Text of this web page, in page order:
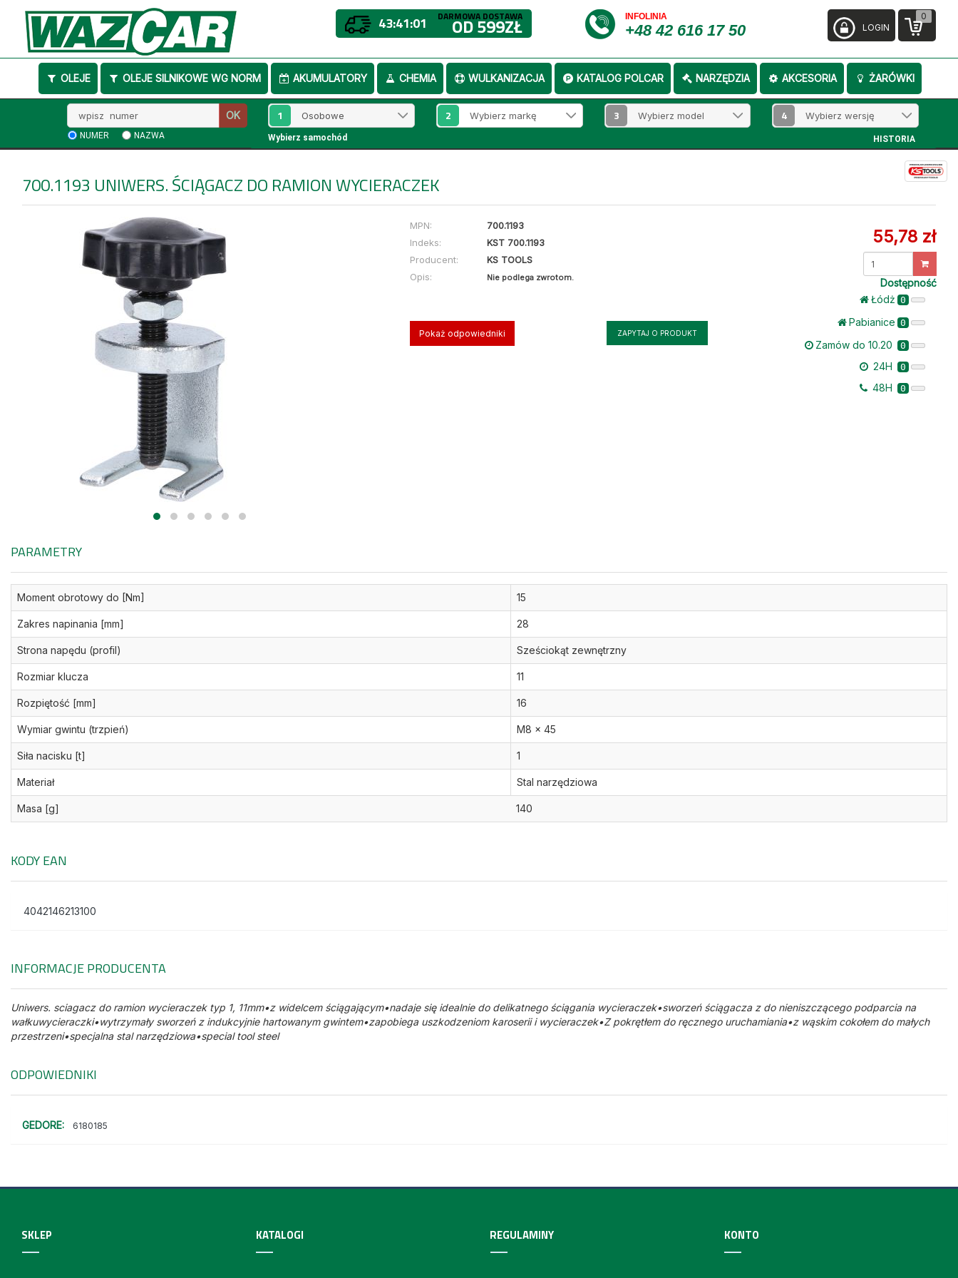
43:41:01 DARMOWA DOSTAWA
OD 599ZŁ INFOLINIA
+48 42 616 17 50
OLEJE OLEJE SILNIKOWE WG NORM AKUMULATORY CHEMIA WULKANIZACJA KATALOG POLCAR NARZĘDZIA AKCESORIA ŻARÓWKI
0
LOGIN
numer
OK
NUMER NAZWA
1 2 3 4
Wybierz samochód HISTORIA
700.1193 UNIWERS. ŚCIĄGACZ DO RAMION WYCIERACZEK
MPN:
700.1193
Indeks:
KST 700.1193
Producent:
KS TOOLS
Opis:
Nie podlega zwrotom.
Pokaż odpowiedniki ZAPYTAJ O PRODUKT
55,78 zł
Dostępność
Łódż 0
Pabianice 0
Zamów do 10.20 0
24H 0
48H 0
PARAMETRY
Moment obrotowy do [Nm] 15
Zakres napinania [mm] 28
Strona napędu (profil) Sześciokąt zewnętrzny
Rozmiar klucza 11
Rozpiętość [mm] 16
Wymiar gwintu (trzpień) M8 x 45
Siła nacisku [t] 1
Materiał Stal narzędziowa
Masa [g] 140
KODY EAN
4042146213100
INFORMACJE PRODUCENTA
Uniwers. sciagacz do ramion wycieraczek typ 1, 11mm•z widelcem ściągającym•nadaje się idealnie do delikatnego ściągania wycieraczek•sworzeń ściągacza z do nieniszczącego podparcia na
wałkuwycieraczki•wytrzymały sworzeń z indukcyjnie hartowanym gwintem•zapobiega uszkodzeniom karoserii i wycieraczek•Z pokrętłem do ręcznego uruchamiania•z wąskim cokołem do małych
przestrzeni•specjalna stal narzędziowa•special tool steel
ODPOWIEDNIKI
GEDORE: 6180185
SKLEP KATALOGI REGULAMINY KONTO